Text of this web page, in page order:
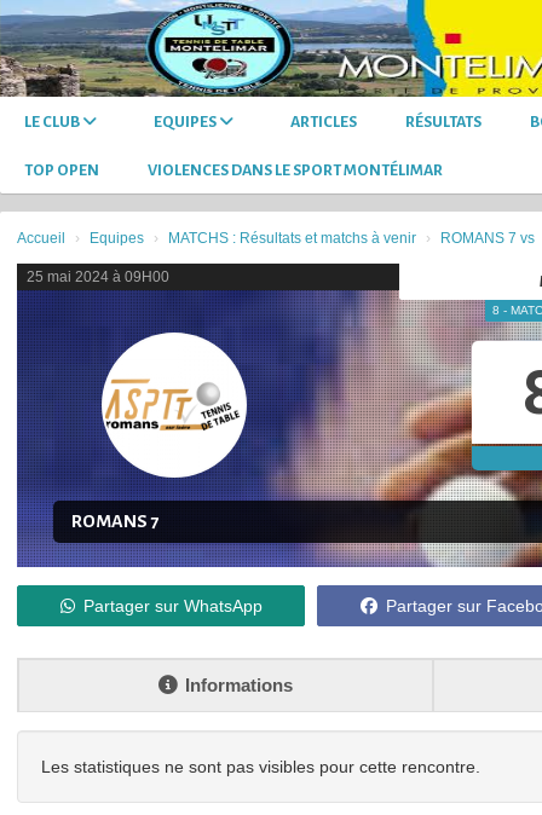
LE CLUB EQUIPES ARTICLES RÉSULTATS
TOP OPEN VIOLENCES DANS LE SPORT MONTÉLIMAR
Accueil Equipes MATCHS : Résultats et matchs à venir ROMANS 7 vs
25 mai 2024 à 09H00
8 -
ROMANS 7
Partager sur WhatsApp Partager sur
Informations
Les statistiques ne sont pas visibles pour cette rencontre.
Panneau de gestion des cookies